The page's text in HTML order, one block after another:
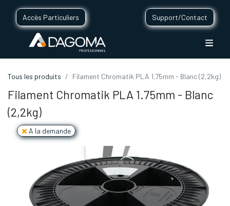
Accès Particuliers Support/Contact
Tous les produits Filament Chromatik PLA 1.75mm - Blanc (2,2kg)
Filament Chromatik PLA 1.75mm - Blanc
(2,2kg)
A la demande